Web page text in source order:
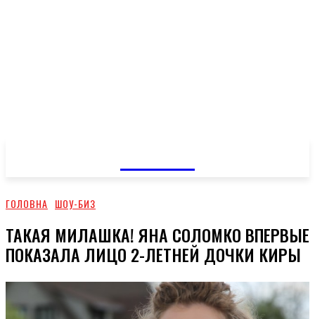
ГОЛОВНА ШОУ-БИЗ
ТАКАЯ МИЛАШКА! ЯНА СОЛОМКО ВПЕРВЫЕ
ПОКАЗАЛА ЛИЦО 2-ЛЕТНЕЙ ДОЧКИ КИРЫ